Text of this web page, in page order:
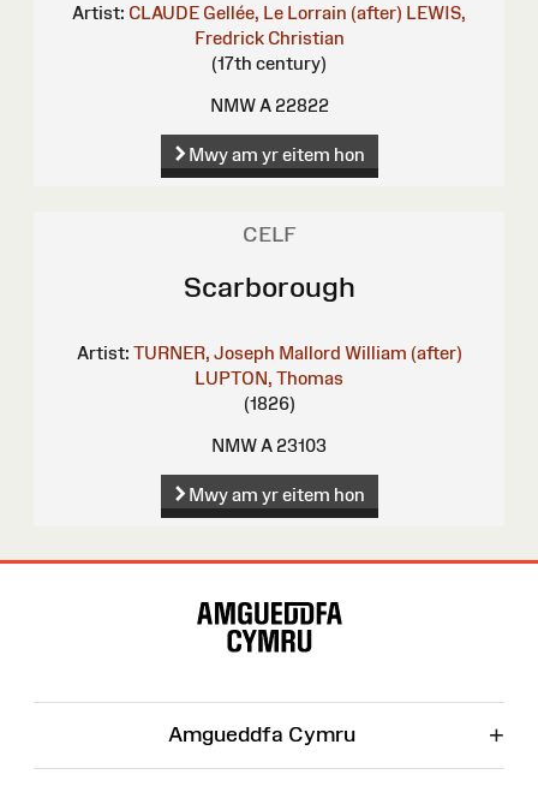
Artist: CLAUDE Gellée, Le Lorrain (after) LEWIS,
Fredrick Christian
(17th century)
NMW A 22822
Mwy am yr eitem hon
CELF
Scarborough
Artist: TURNER, Joseph Mallord William (after)
LUPTON, Thomas
(1826)
NMW A 23103
Mwy am yr eitem hon
Amgueddfa Cymru +